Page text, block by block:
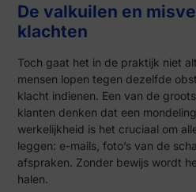
De valkuilen en
klachten
Toch gaat het in de praktijk niet
mensen lopen tegen dezelfde
klacht indienen. Een van de
klanten denken dat een
werkelijkheid is het cruciaal om
leggen: e-mails, foto’s van de
afspraken. Zonder bewijs wordt
halen.